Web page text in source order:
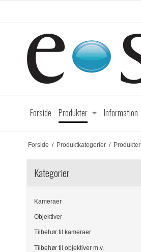
Forside Produkter Information
Forside / Produktkategorier / Produkter
Kategorier
Kameraer
Objektiver
Tilbehør til kameraer
Tilbehør til objektiver m.v.